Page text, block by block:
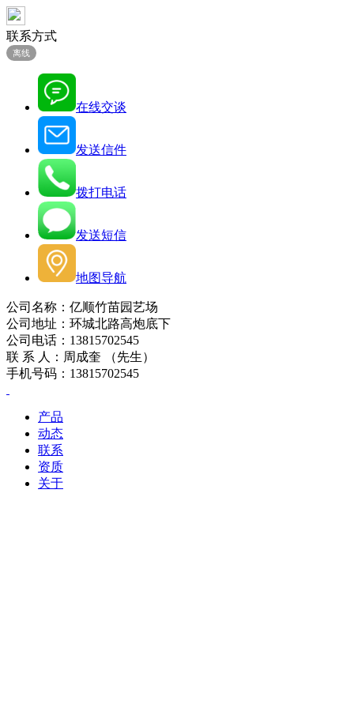
联系方式
离线
在线交谈
发送信件
拨打电话
发送短信
地图导航
公司名称：亿顺竹苗园艺场
公司地址：环城北路高炮底下
公司电话：13815702545
联 系 人：周成奎 （先生）
手机号码：13815702545
产品
动态
联系
资质
关于